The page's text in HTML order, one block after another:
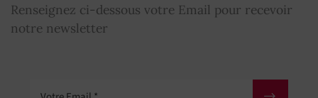
Renseignez ci-dessous votre Email pour recevoir
notre newsletter